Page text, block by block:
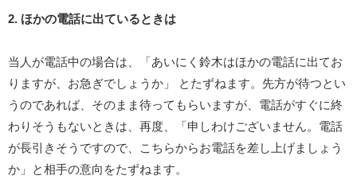
2. ほかの電話に出ているときは
当人が電話中の場合は、「あいにく鈴木はほかの電話に出てお
りますが、お急ぎでしょうか」 とたずねます。先方が待つとい
うのであれば、そのまま待ってもらいますが、電話がすぐに終
わりそうもないときは、再度、「申しわけございません。電話
が長引きそうですので、こちらからお電話を差し上げましょう
か」と相手の意向をたずねます。